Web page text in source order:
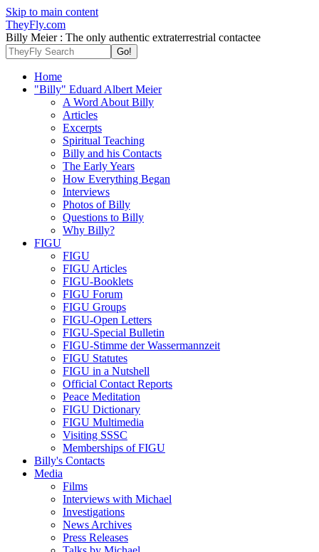
Skip to main content
TheyFly.com
Billy Meier : The only authentic extraterrestrial contactee
Home
"Billy" Eduard Albert Meier
A Word About Billy
Articles
Excerpts
Spiritual Teaching
Billy and his Contacts
The Early Years
How Everything Began
Interviews
Photos of Billy
Questions to Billy
Why Billy?
FIGU
FIGU
FIGU Articles
FIGU-Booklets
FIGU Forum
FIGU Groups
FIGU-Open Letters
FIGU-Special Bulletin
FIGU-Stimme der Wassermannzeit
FIGU Statutes
FIGU in a Nutshell
Official Contact Reports
Peace Meditation
FIGU Dictionary
FIGU Multimedia
Visiting SSSC
Memberships of FIGU
Billy's Contacts
Media
Films
Interviews with Michael
Investigations
News Archives
Press Releases